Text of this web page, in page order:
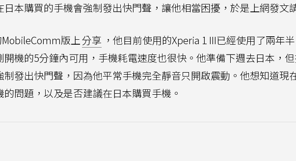
日本購買的手機會強制發出快門聲，讓他相當困擾，於是上網發文
版上分享 ，他目前使用的Xperia 1 III已經使用了兩年
開機的5分鐘內可用，手機耗電速度也很快。他準備下週去日本，
制發出快門聲，因為他平常手機完全靜音只開啟震動。他想知道現
問題，以及是否建議在日本購買手機。